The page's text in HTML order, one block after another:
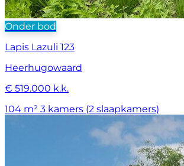
Onder bod
Lapis Lazuli 123
Heerhugowaard
€ 519.000 k.k.
104 m² 3 kamers (2 slaapkamers)